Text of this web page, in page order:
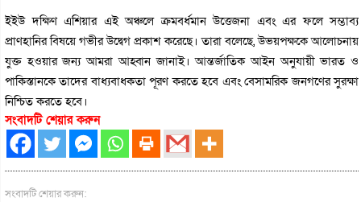
ইইউ দক্ষিণ এশিয়ার এই অঞ্চলে ক্রমবর্ধমান উত্তেজনা এবং এর ফলে সম্ভাব্য
প্রাণহানির বিষয়ে গভীর উদ্বেগ প্রকাশ করেছে। তারা বলেছে, উভয়পক্ষকে আলোচনায়
যুক্ত হওয়ার জন্য আমরা আহ্বান জানাই। আন্তর্জাতিক আইন অনুযায়ী ভারত ও
পাকিস্তানকে তাদের বাধ্যবাধকতা পূরণ করতে হবে এবং বেসামরিক জনগণের সুরক্ষা
নিশ্চিত করতে হবে।
সংবাদটি শেয়ার করুন
সংবাদটি শেয়ার করুন: